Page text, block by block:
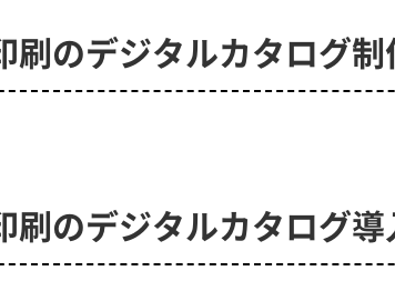
刷のデジタルカタログ制
刷のデジタルカタログ導